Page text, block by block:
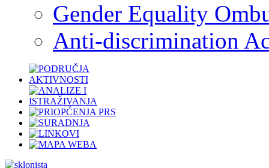
Gender Equality
Anti-discrimination